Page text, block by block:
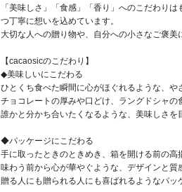
「美味しさ」「食感」「香り」へのこだわり
つ丁寧に想いを込めています。
大切な人への贈り物や、自分への小さなご褒美
【cacaosicのこだわり】
◆美味しいにこだわる
ひとくち食べた瞬間に心がほぐれるような、や
チョコレートの厚みや口どけ、ラングドシャの
誰かと分かち合いたくなるような、美味しさを
◆パッケージにこだわる
手に取ったときのときめき、箱を開ける前の高
味わう前から心が華やぐような、デザインと質
贈る人にも贈られる人にも喜ばれるようなパッ